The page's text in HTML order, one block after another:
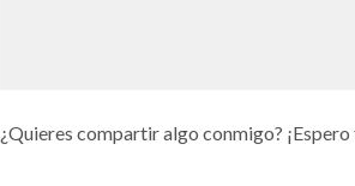
¿Quieres compartir algo conmigo?